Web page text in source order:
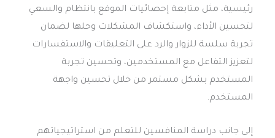
رئيسية، مثل متابعة إحصائيات الموقع بانتظام والسعي
لتحسين الأداء، واستكشاف المشكلات وحلها لضمان
تجربة سلسة للزوار والرد على التعليقات والاستفسارات
لتعزيز التفاعل مع المستخدمين، وتحسين تجربة
المستخدم بشكل مستمر من خلال تحسين واجهة
المستخدم.
إلى جانب دراسة المنافسين للتعلم من استراتيجياتهم